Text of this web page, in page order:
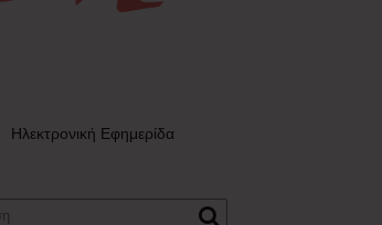
Ηλεκτρονική Εφημερίδα